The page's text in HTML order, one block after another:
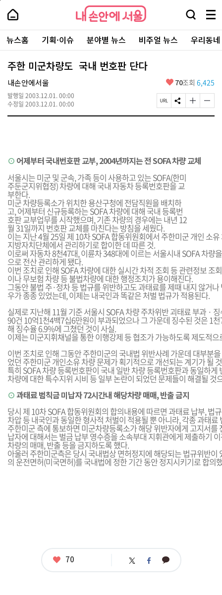
본
로
가
내
손
안
에
서
울
-
서
울
시
대
표
소
내
손
에
울
검
창
열
기
메
뉴
전
체
보
주
요
서
뉴스홈 기획·이슈 분야별 뉴스 비주얼 뉴스 우리동
주한 미군차량도 국내 번호판 단다
내손안에서울
발행일 2003.12.01. 00:00
수정일 2003.12.01. 00:00
좋
요
70조회 6,425
페
이
사
S
N
기
글
자
변
경
글
자
⊙ 어제부터 국내번호판 교부, 2004년까지는 전 SOFA 차량 교체
서울시는 미군 및 군속, 가족 등이 사용하고 있는 SOFA(한미
주둔군지위협정) 차량에 대해 국내 자동차 등록번호판을 교
부한다.
미군 차량등록소가 위치한 용산구청에 전담직원을 배치하
고, 어제부터 신규등록하는 SOFA 차량에 대해 국내 등록번
호판 교부업무를 시작했으며, 기존 차량의 경우에는 내년 12
월 31일까지 번호판 교체를 마친다는 방침을 세웠다.
이는 지난 4월 25일 제 10차 SOFA 합동위원회에서 주한미군 개인 소
지방자치단체에서 관리하기로 합이한 데 따른 것.
이로써 자동차 8천47대, 이륜차 348대에 이르는 서울시내 SOFA 차량
으로 전산 관리하게 됐다.
이번 조치로 인해 SOFA 차량에 대한 실시간 차적 조회 등 관련정보 조
이나 무보험 차량 등 불법차량에 대한 행정조치가 용이해진다.
그동안 불법 주·정차 등 법규를 위반하고도 과태료를 제때 내지 않거
우가 종종 있었는데, 이제는 내국인과 똑같은 처벌 법규가 적용된다.
실제로 지난해 11월 기준 서울시 SOFA 차량 주차위반 괴태료 부과 ·
90건 10억1천4백7십6만원이 부과되었으나 그 가운데 징수된 것은 1
해 징수율 6.9%에 그쳤던 것이 사실.
이제는 미군지휘채널을 통한 이행강제 등 협조가 가능하도록 제도적으
이번 조치로 인해 그동안 주한미군의 국내법 위반사례 가운데 대부분
었던 주한미군 개인소유 차량 문제가 획기적으로 개선되는 계기가 될
특히 SOFA 차량 등록번호판이 국내 일반 차량 등록번호판과 동일하게
차량에 대한 특수지위 시비 등 일부 논란이 되었던 문제들이 해결될 것
⊙ 과태료 범칙금 미납자 72시간내 해당차량 매매, 반출 금지
당시 제 10차 SOFA 합동위원회의 합의내용에 따르면 과태료 납부, 법
차압 등 내국인과 동일한 형사적 처벌이 적용될 뿐 아니라, 각종 과태
주한미군 측에 통보하면 미군차량등록소가 해당 위반자에게 고지서를
납자에 대해서는 벌금 납부 영수증을 소속부대 지휘관에게 제출하기
차량의 매매, 반출 등을 금지하도록 했다.
아울러 주한미군측은 당시 국내법상 면허정지에 해당되는 법규위반이
의 운전면허(미국면허)를 국내법에 정한 기간 동안 정지시키기로 합의
좋
70 트 페 카
페
상
단
로